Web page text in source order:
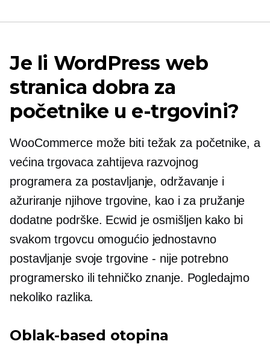
Je li WordPress web
stranica dobra za
početnike u e-trgovini?
WooCommerce može biti težak za početnike, a
većina trgovaca zahtijeva razvojnog
programera za postavljanje, održavanje i
ažuriranje njihove trgovine, kao i za pružanje
dodatne podrške. Ecwid je osmišljen kako bi
svakom trgovcu omogućio jednostavno
postavljanje svoje trgovine - nije potrebno
programersko ili tehničko znanje. Pogledajmo
nekoliko razlika.
Oblak-based otopina